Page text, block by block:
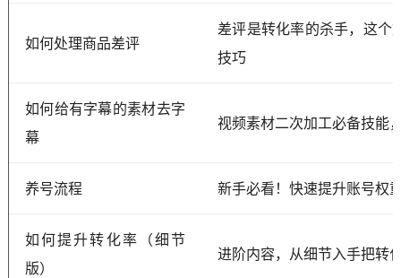
如何处理商品差评
差评是转化率的杀手，这个
技巧
如何给有字幕的素材去字
幕
视频素材二次加工必备技能
养号流程 新手必看！快速提升账号权
如何提升转化率（细节
版）
进阶内容，从细节入手把转